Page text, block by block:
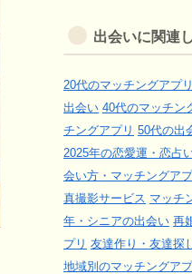
出会いに関連
20代のマッチングアプリ
出会い 40代のマッチン
チングアプリ 50代の出
2025年の恋愛運・恋占
会い方・マッチングア
真撮影サービス マッチ
年・シニアの出会い 再
プリ 友達作り・友達探
地域別のマッチングア